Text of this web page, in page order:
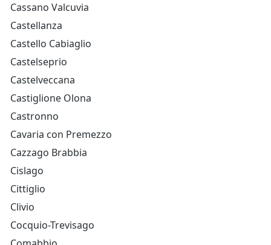
Cassano Valcuvia
Castellanza
Castello Cabiaglio
Castelseprio
Castelveccana
Castiglione Olona
Castronno
Cavaria con Premezzo
Cazzago Brabbia
Cislago
Cittiglio
Clivio
Cocquio-Trevisago